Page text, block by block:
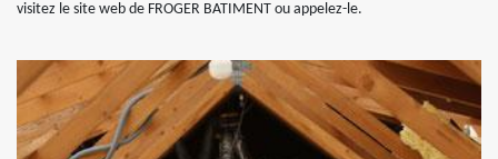
visitez le site web de FROGER BATIMENT ou appelez-le.